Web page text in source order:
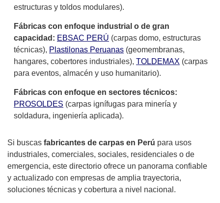
estructuras y toldos modulares).
Fábricas con enfoque industrial o de gran
capacidad: EBSAC PERÚ (carpas domo, estructuras
técnicas), Plastilonas Peruanas (geomembranas,
hangares, cobertores industriales), TOLDEMAX (carpas
para eventos, almacén y uso humanitario).
Fábricas con enfoque en sectores técnicos:
PROSOLDES (carpas ignífugas para minería y
soldadura, ingeniería aplicada).
Si buscas fabricantes de carpas en Perú para usos
industriales, comerciales, sociales, residenciales o de
emergencia, este directorio ofrece un panorama confiable
y actualizado con empresas de amplia trayectoria,
soluciones técnicas y cobertura a nivel nacional.